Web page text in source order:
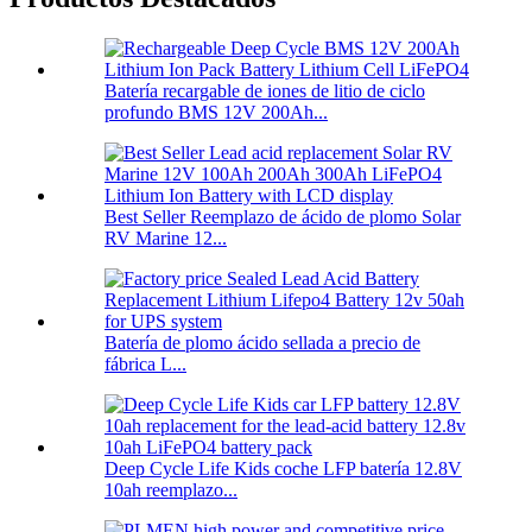
Batería recargable de iones de litio de ciclo
profundo BMS 12V 200Ah...
Best Seller Reemplazo de ácido de plomo Solar
RV Marine 12...
Batería de plomo ácido sellada a precio de
fábrica L...
Deep Cycle Life Kids coche LFP batería 12.8V
10ah reemplazo...